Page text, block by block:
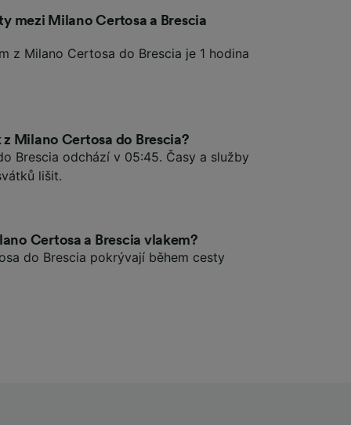
mezi Milano Certosa a Brescia
z Milano Certosa do Brescia je 1 hodina
Milano Certosa do Brescia?
Brescia odchází v 05:45. Časy a služby
lišit.
Certosa a Brescia vlakem?
do Brescia pokrývají během cesty